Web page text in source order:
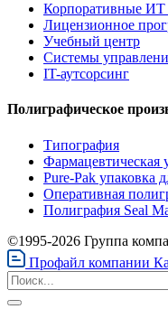
Корпоративные ИТ
Лицензионное
Учебный центр
Системы
IT-аутсорсинг
Полиграфическое
Типография
Фармацевтическая
Pure-Pak упаковка
Оперативная
Полиграфия Seal
©1995-2026 Группа
Профайл компании